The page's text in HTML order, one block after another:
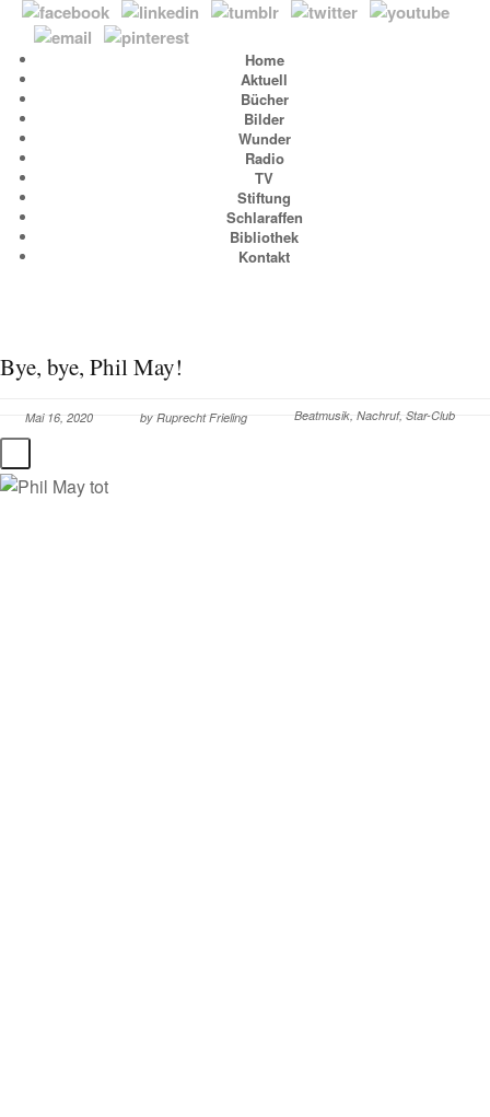
Home
Aktuell
Bücher
Bilder
Wunder
Radio
TV
Stiftung
Schlaraffen
Bibliothek
Kontakt
Bye, bye, Phil May!
Mai 16, 2020 by Ruprecht Frieling Beatmusik, Nachruf, Star-Club